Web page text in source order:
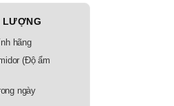
LƯỢNG
hãng
(Độ ẩm
ngày